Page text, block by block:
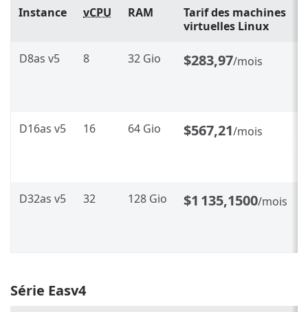
Instance vCPU RAM
Tarif des machines
virtuelles Linux
D8as v5 8 32 Gio $283,97/mois
D16as v5 16 64 Gio $567,21/mois
D32as v5 32 128 Gio $1 135,1500/mois
Série Easv4